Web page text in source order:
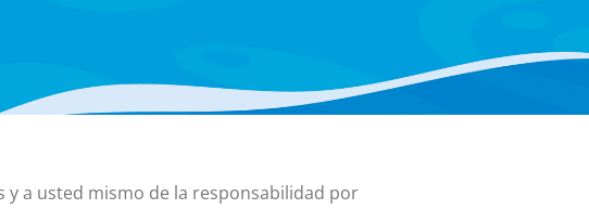
Comisiones para todos los productos de tarjeta
a usted mismo de la responsabilidad por